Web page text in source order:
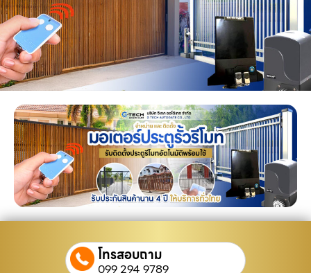
โทรสอบถาม
099 294 9789